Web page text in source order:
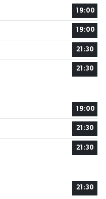
19:00
19:00
21:30
21:30
19:00
21:30
21:30
21:30